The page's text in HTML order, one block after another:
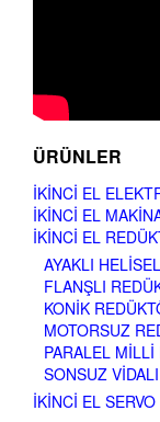
ÜRÜNLER
İKINCI EL
İKINCI EL
İKINCI EL
AYAKLI
FLANŞLI
KONIK
MOTORSUZ
PARALEL
SONSUZ
İKINCI EL